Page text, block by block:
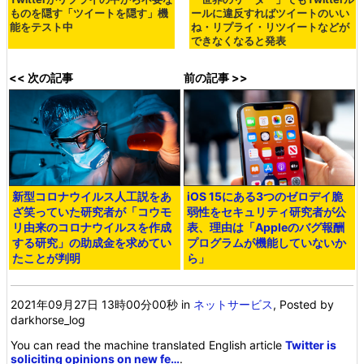
ものを隠す「ツイートを隠す」機
能をテスト中
ールに違反すればツイートのいい
ね・リプライ・リツイートなどが
できなくなると発表
<< 次の記事
新型コロナウイルス人工説をあ
ざ笑っていた研究者が「コウモ
リ由来のコロナウイルスを作成
する研究」の助成金を求めてい
たことが判明
前の記事 >>
iOS 15にある3つのゼロデイ脆
弱性をセキュリティ研究者が公
表、理由は「Appleのバグ報酬
プログラムが機能していないか
ら」
2021年09月27日 13時00分00秒 in ネットサービス, Posted by
darkhorse_log
You can read the machine translated English articleTwitter is
soliciting opinions on new fe….